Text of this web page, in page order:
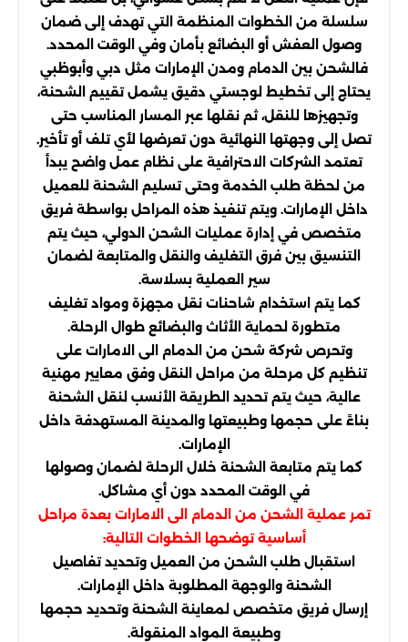
سلسلة من الخطوات المنظمة التي تهدف إلى ضمان
وصول العفش أو البضائع بأمان وفي الوقت المحدد.
فالشحن بين الدمام ومدن الإمارات مثل دبي وأبوظبي
يحتاج إلى تخطيط لوجستي دقيق يشمل تقييم الشحنة،
وتجهيزها للنقل، ثم نقلها عبر المسار المناسب حتى
تصل إلى وجهتها النهائية دون تعرضها لأي تلف أو تأخير.
تعتمد الشركات الاحترافية على نظام عمل واضح يبدأ
من لحظة طلب الخدمة وحتى تسليم الشحنة للعميل
داخل الإمارات. ويتم تنفيذ هذه المراحل بواسطة فريق
متخصص في إدارة عمليات الشحن الدولي، حيث يتم
التنسيق بين فرق التغليف والنقل والمتابعة لضمان
سير العملية بسلاسة.
كما يتم استخدام شاحنات نقل مجهزة ومواد تغليف
متطورة لحماية الأثاث والبضائع طوال الرحلة.
وتحرص شركة شحن من الدمام الى الامارات على
تنظيم كل مرحلة من مراحل النقل وفق معايير مهنية
عالية، حيث يتم تحديد الطريقة الأنسب لنقل الشحنة
بناءً على حجمها وطبيعتها والمدينة المستهدفة داخل
الإمارات.
كما يتم متابعة الشحنة خلال الرحلة لضمان وصولها
في الوقت المحدد دون أي مشاكل.
تمر عملية الشحن من الدمام الى الامارات بعدة مراحل
أساسية توضحها الخطوات التالية:
استقبال طلب الشحن من العميل وتحديد تفاصيل
الشحنة والوجهة المطلوبة داخل الإمارات.
إرسال فريق متخصص لمعاينة الشحنة وتحديد حجمها
وطبيعة المواد المنقولة.